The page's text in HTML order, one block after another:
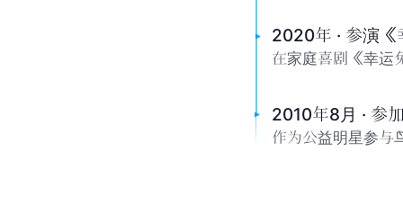
2020年 · 参演
在家庭喜剧《幸运
2010年8月 · 参
作为公益明星参与